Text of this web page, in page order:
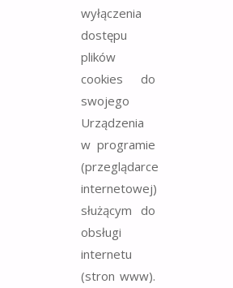
wyłączenia
dostępu
plików
cookies do
swojego
Urządzenia
w programie
(przeglądarce
internetowej)
służącym do
obsługi
internetu
(stron www).